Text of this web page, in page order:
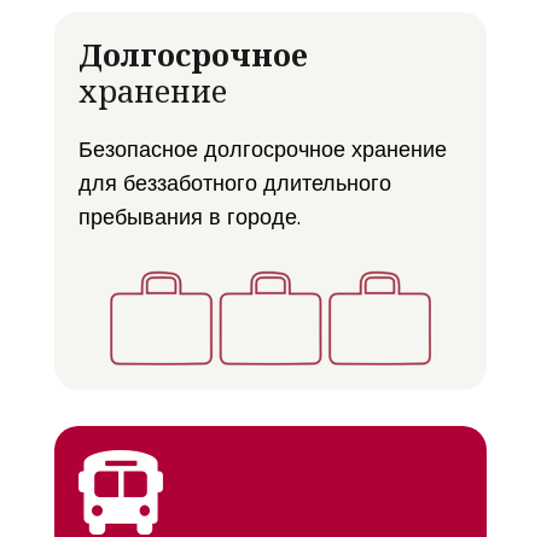
Долгосрочное
хранение
Безопасное долгосрочное хранение
для беззаботного длительного
пребывания в городе.
